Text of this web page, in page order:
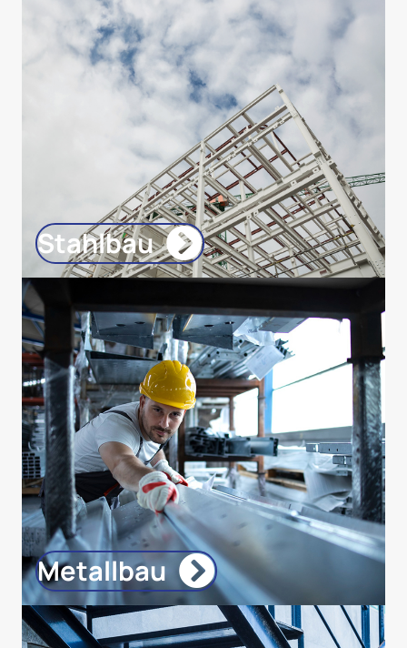
Stahlbau
Metallbau